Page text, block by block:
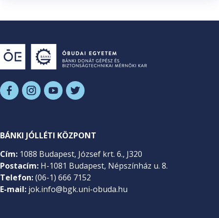
BÁNKI JÓLLÉTI KÖZPONT
Cím: 1088 Budapest, József krt. 6., J320
Postacím: H-1081 Budapest, Népszínház u. 8.
Telefon:(06-1) 666 7152
E-mail: jok.info@bgk.uni-obuda.hu